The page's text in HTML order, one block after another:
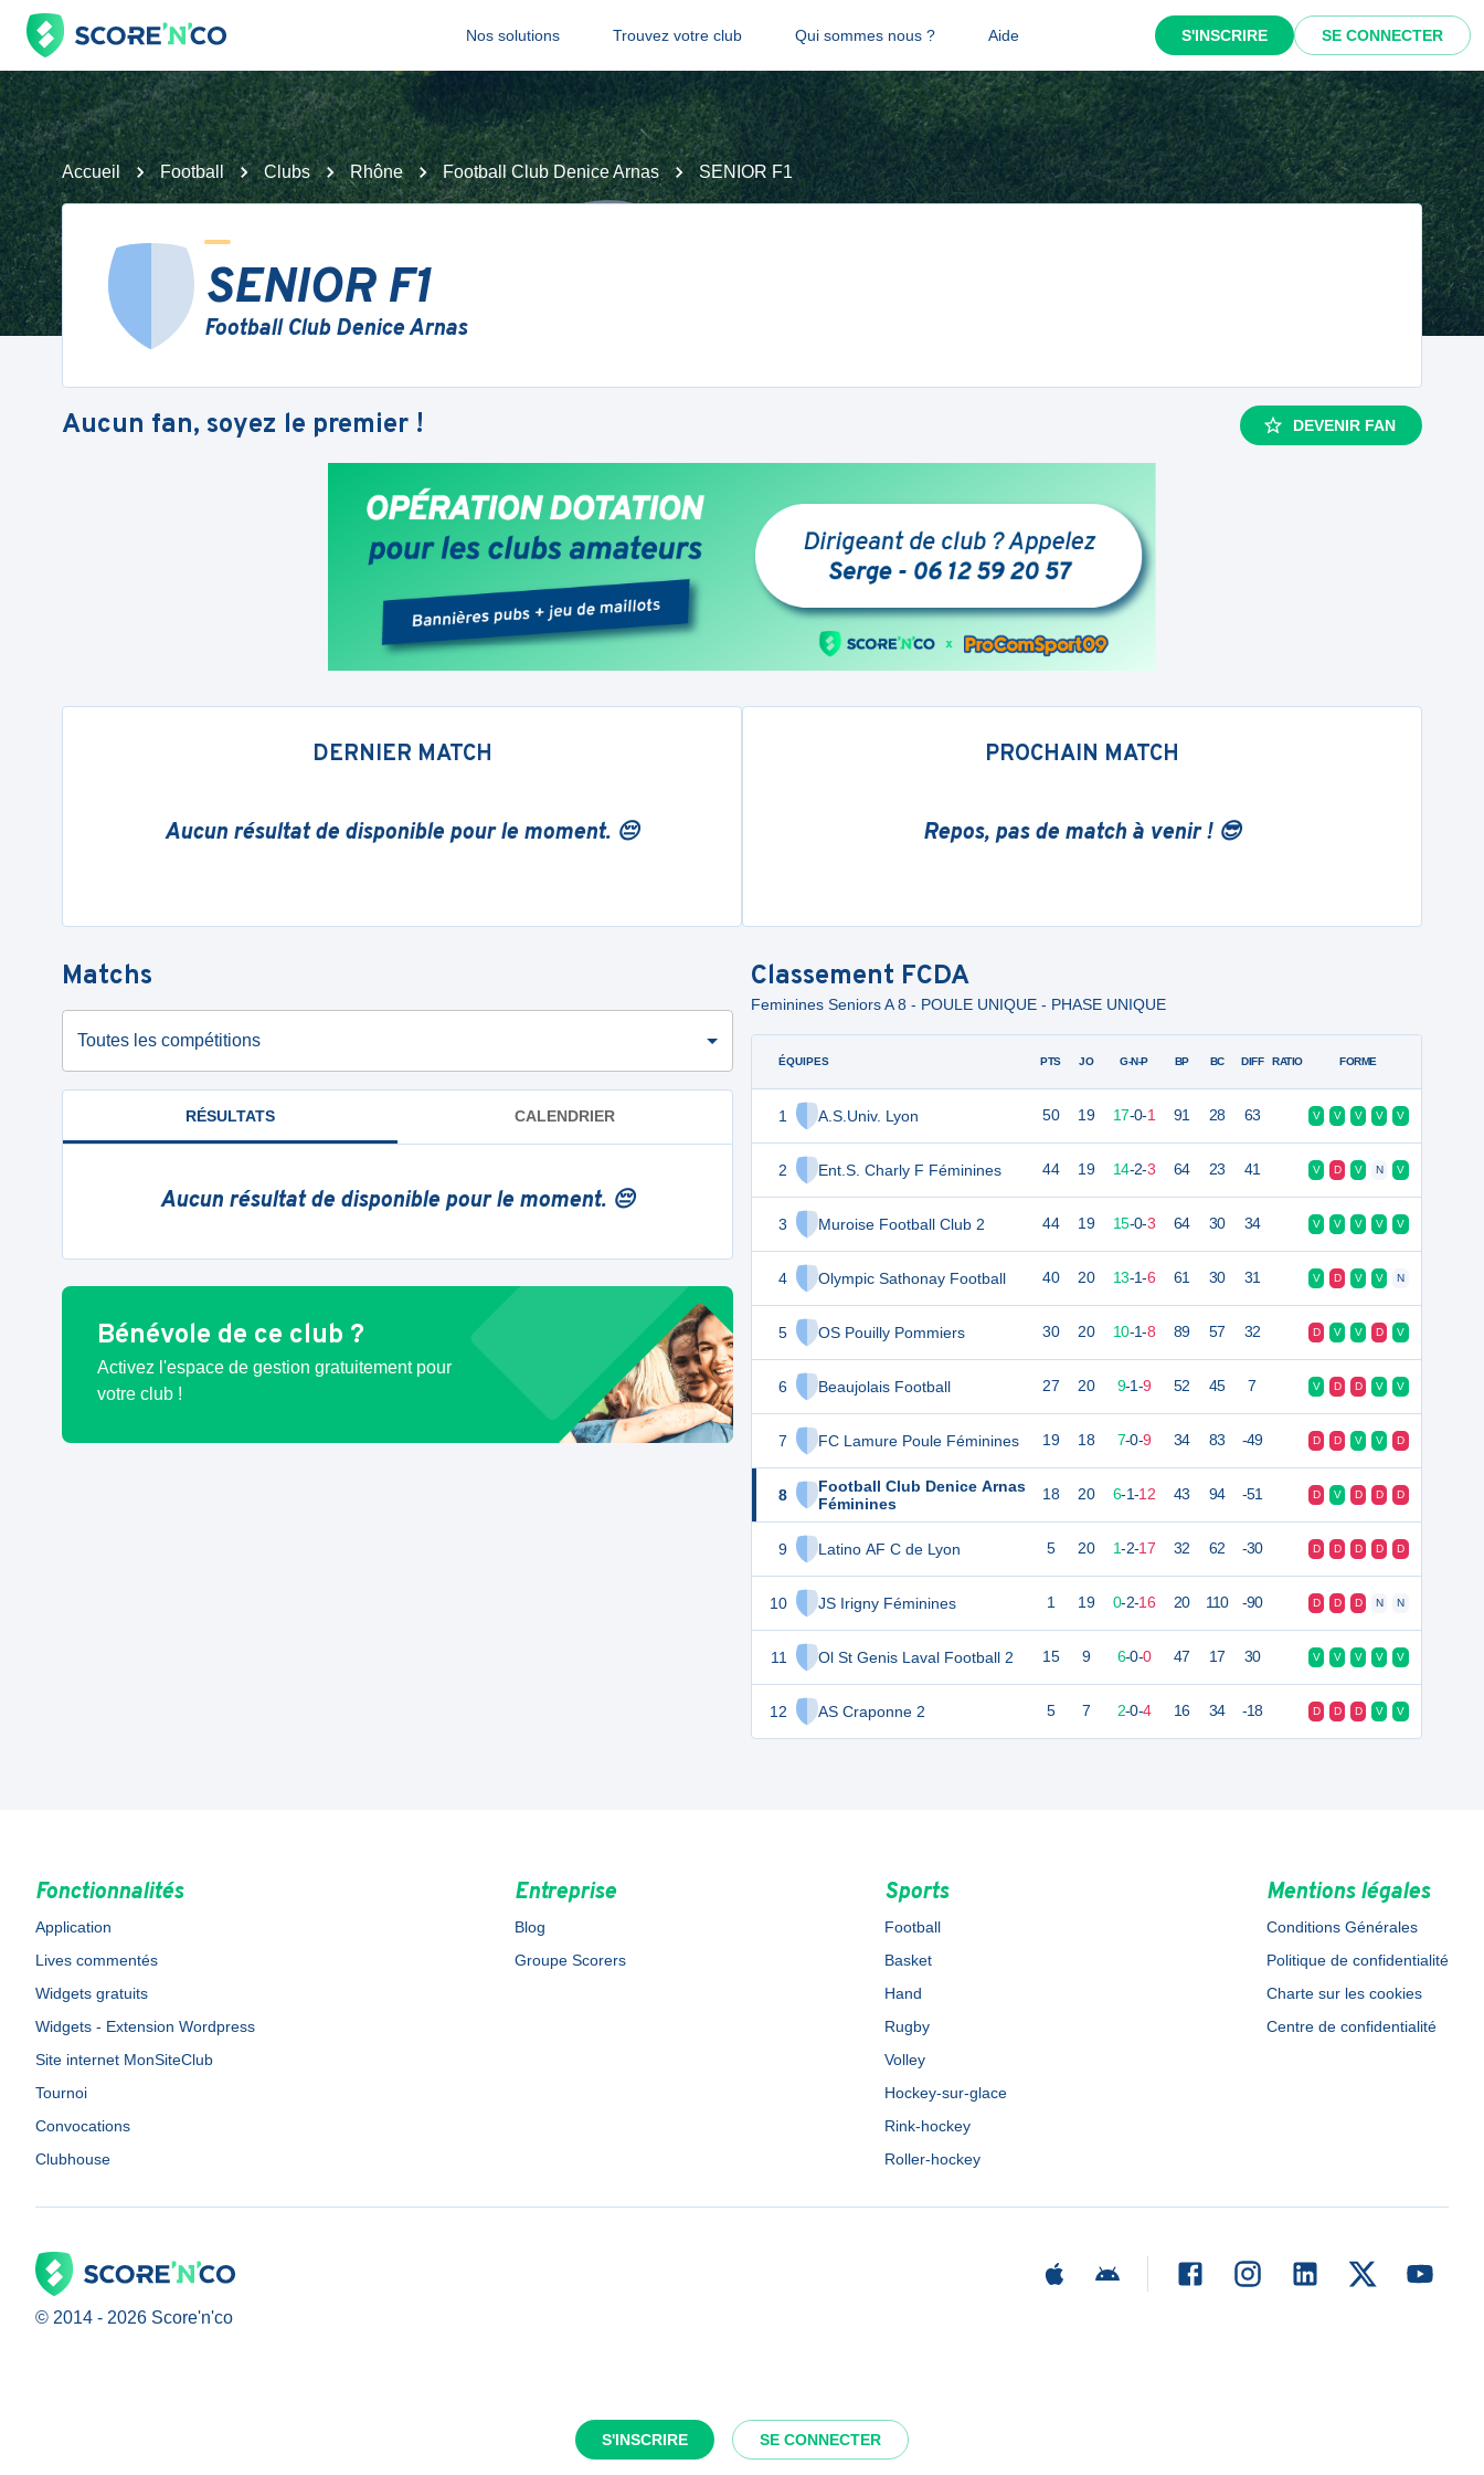
Nos solutions Trouvez votre club Qui sommes nous ? Aide S'INSCRIRE SE CONNECTER
S'INSCRIRE SE CONNECTER
Accueil Football Clubs Rhône Football Club Denice Arnas SENIOR F1
SENIOR F1
Football Club Denice Arnas
Aucun fan, soyez le premier ! DEVENIR FAN
DERNIER MATCH
Aucun résultat de disponible pour le moment. 😔
PROCHAIN MATCH
Repos, pas de match à venir ! 😎
Matchs
Toutes les compétitions
RÉSULTATS CALENDRIER
Aucun résultat de disponible pour le moment. 😔
Bénévole de ce club ?
Activez l'espace de gestion gratuitement pour
votre club !
Classement FCDA
Feminines Seniors A 8 - POULE UNIQUE - PHASE UNIQUE
ÉQUIPES
1 A.S.Univ. Lyon
2 Ent.S. Charly F Féminines
3 Muroise Football Club 2
4 Olympic Sathonay Football
5 OS Pouilly Pommiers
6 Beaujolais Football
7 FC Lamure Poule Féminines
8
Football Club Denice Arnas
Féminines
9 Latino AF C de Lyon
10 JS Irigny Féminines
11 Ol St Genis Laval Football 2
12 AS Craponne 2
PTS JO G-N-P BP BC DIFF RATIO FORME
50 19 17-0-1 91 28 63 V V V V V
44 19 14-2-3 64 23 41 V D V N V
44 19 15-0-3 64 30 34 V V V V V
40 20 13-1-6 61 30 31 V D V V N
30 20 10-1-8 89 57 32 D V V D V
27 20 9-1 -9 52 45 7 V D D V V
19 18 7-0-9 34 83 -49 D D V V D
18 20 6-1-12 43 94 -51 D V D D D
5 20 1-2-17 32 62 -30 D D D D D
1 19 0-2-16 20 110 -90 D D D N N
15 9 6-0-0 47 17 30 V V V V V
5 7 2-0-4 16 34 -18 D D D V V
Fonctionnalités
Application
Lives commentés
Widgets gratuits
Widgets - Extension Wordpress
Site internet MonSiteClub
Tournoi
Convocations
Clubhouse
Entreprise
Blog
Groupe Scorers
Sports
Football
Basket
Hand
Rugby
Volley
Hockey-sur-glace
Rink-hockey
Roller-hockey
Mentions légales
Conditions Générales
Politique de confidentialité
Charte sur les cookies
Centre de confidentialité
© 2014 - 2026 Score'n'co